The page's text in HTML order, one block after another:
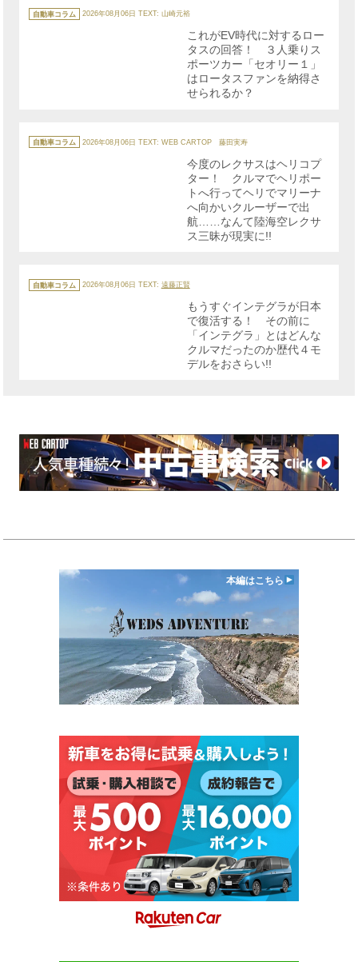
テ
ゴ
自動車コラム 2026年08月06日 TEXT: 山崎元裕
これがEV時代に対するロー
タスの回答！ ３人乗りス
ポーツカー「セオリー１」
はロータスファンを納得さ
せられるか？
テ
ゴ
自動車コラム 2026年08月06日 TEXT: WEB CARTOP 藤田実寿
今度のレクサスはヘリコプ
ター！ クルマでヘリポー
トへ行ってヘリでマリーナ
へ向かいクルーザーで出
航……なんて陸海空レクサ
ス三昧が現実に!!
テ
ゴ
自動車コラム 2026年08月06日 TEXT: 遠藤正賢
もうすぐインテグラが日本
で復活する！ その前に
「インテグラ」とはどんな
クルマだったのか歴代４モ
デルをおさらい!!
本編はこちら